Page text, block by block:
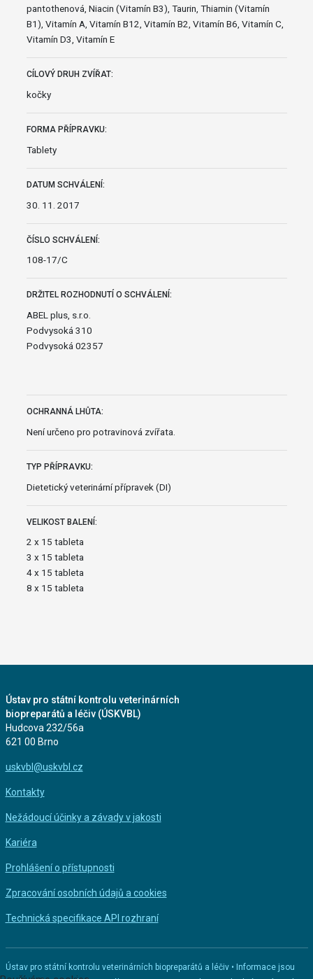
pantothenová, Niacin (Vitamín B3), Taurin, Thiamin (Vitamín
B1), Vitamín A, Vitamín B12, Vitamín B2, Vitamín B6, Vitamín C,
Vitamín D3, Vitamín E
CÍLOVÝ DRUH ZVÍŘAT:
kočky
FORMA PŘÍPRAVKU:
Tablety
DATUM SCHVÁLENÍ:
30. 11. 2017
ČÍSLO SCHVÁLENÍ:
108-17/C
DRŽITEL ROZHODNUTÍ O SCHVÁLENÍ:
ABEL plus, s.r.o.
Podvysoká 310
Podvysoká 02357
OCHRANNÁ LHŮTA:
Není určeno pro potravinová zvířata.
TYP PŘÍPRAVKU:
Dietetický veterinární přípravek (DI)
VELIKOST BALENÍ:
2 x 15 tableta
3 x 15 tableta
4 x 15 tableta
8 x 15 tableta
Ústav pro státní kontrolu veterinárních
biopreparátů a léčiv (ÚSKVBL)
Hudcova 232/56a
621 00 Brno
uskvbl@uskvbl.cz
Kontakty
Nežádoucí účinky a závady v jakosti
Kariéra
Prohlášení o přístupnosti
Zpracování osobních údajů a cookies
Technická specifikace API rozhraní
Ústav pro státní kontrolu veterinárních biopreparátů a léčiv • Informace jsou